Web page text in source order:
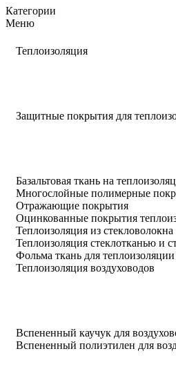
Категории
Меню
Теплоизоляция
Защитные покрытия для
Базальтовая ткань на
Многослойные полимерные
Отражающие покрытия
Оцинкованные покрытия
Теплоизоляция из стекловолокна
Теплоизоляция стеклотканью и
Фольма ткань для теплоизоляции
Теплоизоляция воздуховодов
Вспененный каучук для
Вспененный полиэтилен для